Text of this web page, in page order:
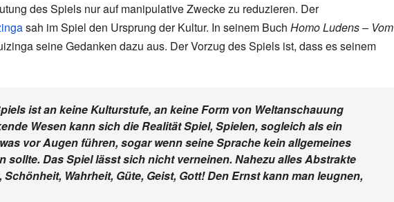
des Spiels nur auf manipulative Zwecke zu reduzieren. Der
sah im Spiel den Ursprung der Kultur. In seinem Buch Homo Ludens – Vom
seine Gedanken dazu aus. Der Vorzug des Spiels ist, dass es seinem
ist an keine Kulturstufe, an keine Form von Weltanschauung
Wesen kann sich die Realität Spiel, Spielen, sogleich als ein
vor Augen führen, sogar wenn seine Sprache kein allgemeines
sollte. Das Spiel lässt sich nicht verneinen. Nahezu alles Abstrakte
Wahrheit, Güte, Geist, Gott! Den Ernst kann man leugnen,